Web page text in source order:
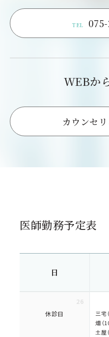
TEL
WEBか
カウンセ
医師勤務予定表
日
26
休診日
三宅
畑（
土屋